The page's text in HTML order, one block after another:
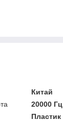
Китай
20000 Гц
Пластик